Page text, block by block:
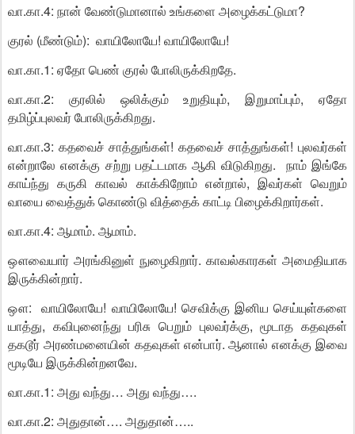
வா.கா.4: நான் வேண்டுமானால் உங்களை அழைக்கட்டுமா?
குரல் (மீண்டும்): வாயிலோயே! வாயிலோயே!
வா.கா.1: ஏதோ பெண் குரல் போலிருக்கிறதே.
வா.கா.2: குரலில் ஒலிக்கும் உறுதியும், இறுமாப்பும், ஏதோ
தமிழ்ப்புலவர் போலிருக்கிறது.
வா.கா.3: கதவைச் சாத்துங்கள்! கதவைச் சாத்துங்கள்! புலவர்கள்
என்றாலே எனக்கு சற்று பதட்டமாக ஆகி விடுகிறது. நாம் இங்கே
காய்ந்து கருகி காவல் காக்கிறோம் என்றால், இவர்கள் வெறும்
வாயை வைத்துக் கொண்டு வித்தைக் காட்டி பிழைக்கிறார்கள்.
வா.கா.4: ஆமாம். ஆமாம்.
ஔவையார் அரங்கினுள் நுழைகிறார். காவல்காரகள் அமைதியாக
இருக்கின்றார்.
ஔ: வாயிலோயே! வாயிலோயே! செவிக்கு இனிய செய்யுள்களை
யாத்து, கவிபுனைந்து பரிசு பெறும் புலவர்க்கு, மூடாத கதவுகள்
தகடூர் அரண்மனையின் கதவுகள் என்பார். ஆனால் எனக்கு இவை
மூடியே இருக்கின்றனவே.
வா.கா.1: அது வந்து… அது வந்து….
வா.கா.2: அதுதான்…. அதுதான்…..